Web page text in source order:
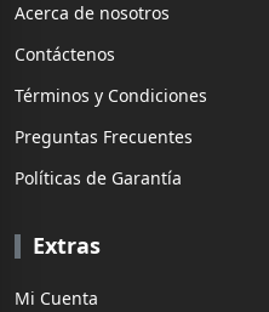
Acerca de nosotros
Contáctenos
Términos y Condiciones
Preguntas Frecuentes
Políticas de Garantía
Extras
Mi Cuenta